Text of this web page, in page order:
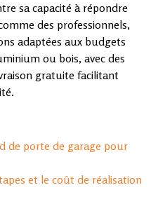
sa capacité à répondre
des professionnels,
adaptées aux budgets
ou bois, avec des
gratuite facilitant
de porte de garage pour
et le coût de réalisation